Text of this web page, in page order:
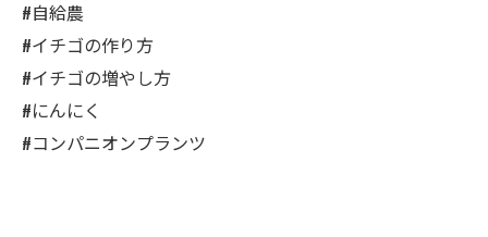
#自給農
#イチゴの作り方
#イチゴの増やし方
#にんにく
#コンパニオンプランツ